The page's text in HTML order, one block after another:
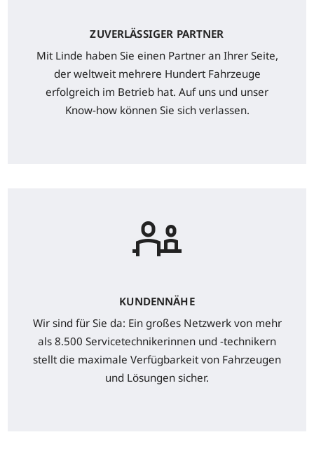
ZUVERLÄSSIGER PARTNER
Mit Linde haben Sie einen Partner an Ihrer Seite,
der weltweit mehrere Hundert Fahrzeuge
erfolgreich im Betrieb hat. Auf uns und unser
Know-how können Sie sich verlassen.
KUNDENNÄHE
Wir sind für Sie da: Ein großes Netzwerk von mehr
als 8.500 Servicetechnikerinnen und -technikern
stellt die maximale Verfügbarkeit von Fahrzeugen
und Lösungen sicher.